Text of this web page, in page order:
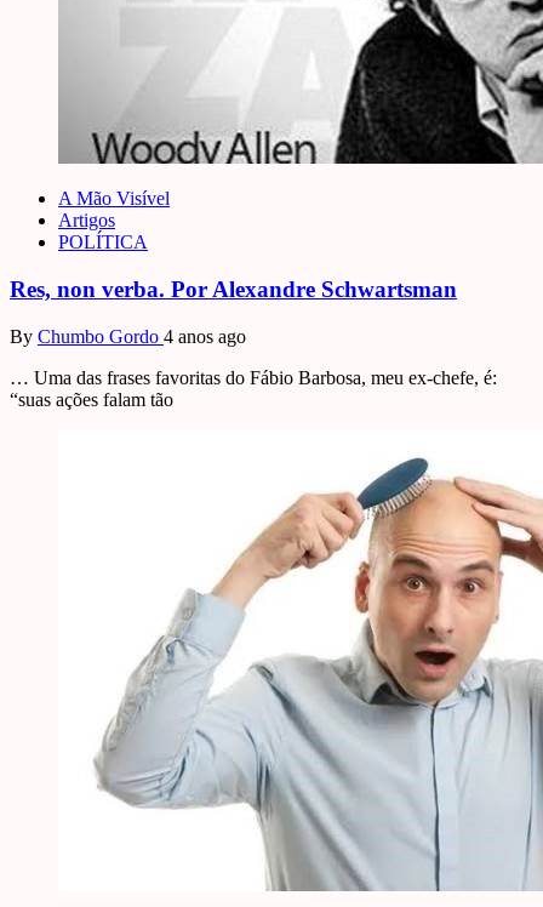
A Mão Visível
Artigos
POLÍTICA
Res, non verba. Por Alexandre Schwartsman
By Chumbo Gordo 4 anos ago
… Uma das frases favoritas do Fábio Barbosa, meu ex-chefe, é:
“suas ações falam tão